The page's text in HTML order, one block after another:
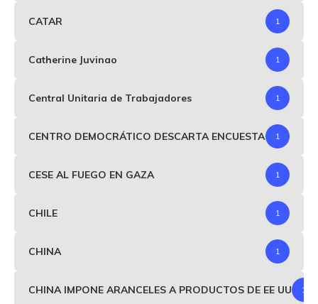
CATAR 1
Catherine Juvinao 1
Central Unitaria de Trabajadores 1
CENTRO DEMOCRÁTICO DESCARTA ENCUESTA 1
CESE AL FUEGO EN GAZA 1
CHILE 1
CHINA 1
CHINA IMPONE ARANCELES A PRODUCTOS DE EE UU 1